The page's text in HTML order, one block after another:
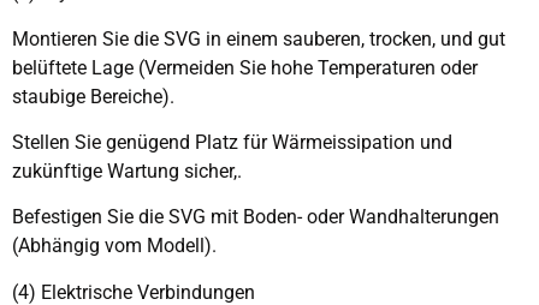
Montieren Sie die SVG in einem sauberen, trocken, und gut
belüftete Lage (Vermeiden Sie hohe Temperaturen oder
staubige Bereiche).
Stellen Sie genügend Platz für Wärmeissipation und
zukünftige Wartung sicher,.
Befestigen Sie die SVG mit Boden- oder Wandhalterungen
(Abhängig vom Modell).
(4) Elektrische Verbindungen